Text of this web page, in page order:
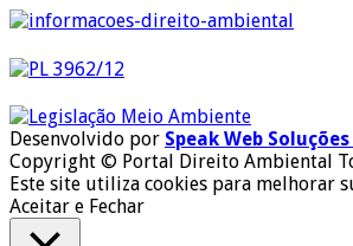
Desenvolvido por Speak Web
Copyright © Portal Direito Ambiental
Este site utiliza cookies para melhorar
Aceitar e Fechar